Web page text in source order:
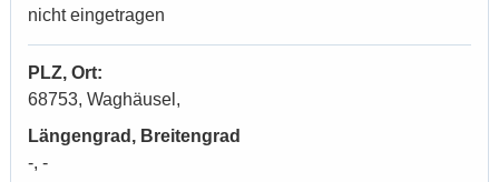
nicht eingetragen
PLZ, Ort:
68753, Waghäusel,
Längengrad, Breitengrad
-, -